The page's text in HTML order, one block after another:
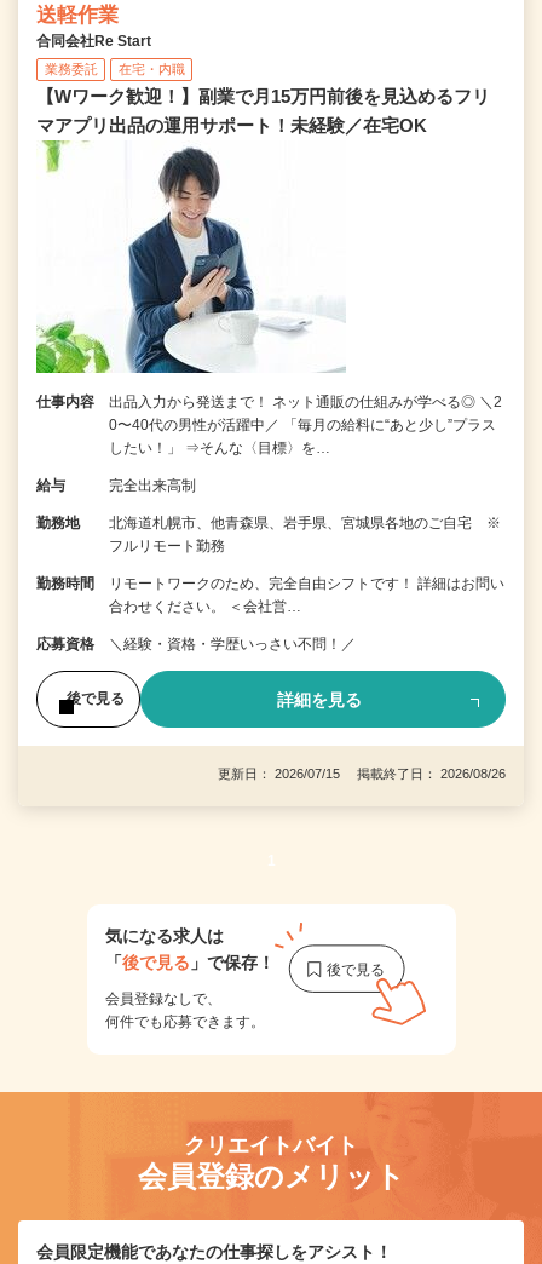
送軽作業
合同会社Re Start
業務委託 在宅・内職
【Wワーク歓迎！】副業で月15万円前後を見込めるフリ
マアプリ出品の運用サポート！未経験／在宅OK
仕事内容
出品入力から発送まで！ ネット通販の仕組みが学べる◎ ＼2
0〜40代の男性が活躍中／ 「毎月の給料に“あと少し”プラス
したい！」 ⇒そんな〈目標〉を…
給与 完全出来高制
勤務地
北海道札幌市、他青森県、岩手県、宮城県各地のご自宅 ※
フルリモート勤務
勤務時間
リモートワークのため、完全自由シフトです！ 詳細はお問い
合わせください。 ＜会社営…
応募資格 ＼経験・資格・学歴いっさい不問！／
後で見る 詳細を見る
更新日： 2026/07/15 掲載終了日： 2026/08/26
1
気になる求人は
「後で見る 」で保存！
会員登録なしで、
何件でも応募できます。
クリエイトバイト
会員登録のメリット
会員限定機能であなたの仕事探しをアシスト！